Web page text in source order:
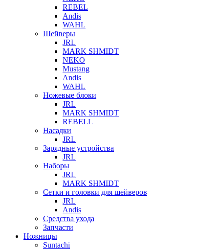
REBEL
Andis
WAHL
Шейверы
JRL
MARK SHMIDT
NEKO
Mustang
Andis
WAHL
Ножевые блоки
JRL
MARK SHMIDT
REBELL
Насадки
JRL
Зарядные устройства
JRL
Наборы
JRL
MARK SHMIDT
Сетки и головки для шейверов
JRL
Andis
Средства ухода
Запчасти
Ножницы
Suntachi